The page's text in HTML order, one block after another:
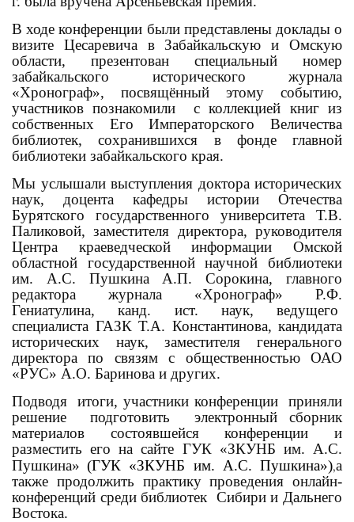
В ходе конференции были представлены доклады о
визите Цесаревича в Забайкальскую и Омскую
области, презентован специальный номер
забайкальского исторического журнала
«Хронограф», посвящённый этому событию,
участников познакомили с коллекцией книг из
собственных Его Императорского Величества
библиотек, сохранившихся в фонде главной
библиотеки забайкальского края.
Мы услышали выступления доктора исторических
наук, доцента кафедры истории Отечества
Бурятского государственного университета Т.В.
Паликовой, заместителя директора, руководителя
Центра краеведческой информации Омской
областной государственной научной библиотеки
им. А.С. Пушкина А.П. Сорокина, главного
редактора журнала «Хронограф» Р.Ф.
Гениатулина, канд. ист. наук, ведущего
специалиста ГАЗК Т.А. Константинова, кандидата
исторических наук, заместителя генерального
директора по связям с общественностью ОАО
«РУС» А.О. Баринова и других.
Подводя итоги, участники конференции приняли
решение подготовить электронный сборник
материалов состоявшейся конференции и
разместить его на сайте ГУК «ЗКУНБ им. А.С.
Пушкина» (ГУК «ЗКУНБ им. А.С. Пушкина»),а
также продолжить практику проведения онлайн-
конференций среди библиотек Сибири и Дальнего
Востока.